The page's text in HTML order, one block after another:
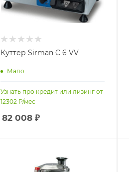
Куттер Sirman C 6 VV
Мало
Узнать про кредит или лизинг от
12302Р/мес
82 008₽